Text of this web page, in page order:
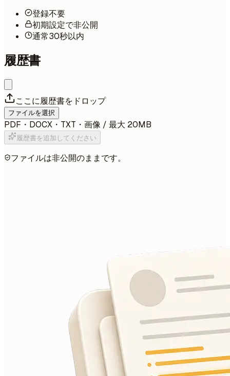
登録不要
初期設定で非公開
通常30秒以内
履歴書
ここに履歴書をドロップ
ファイルを選択
PDF・DOCX・TXT・画像 / 最大 20MB
履歴書を追加してください
ファイルは非公開のままです。